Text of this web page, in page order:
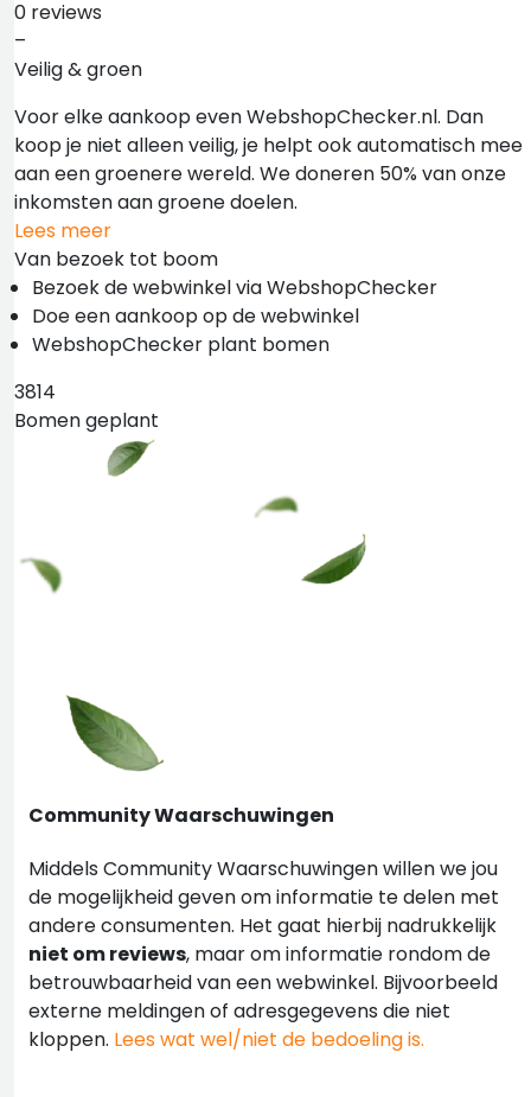
0 reviews
–
Veilig & groen
Voor elke aankoop even WebshopChecker.nl. Dan
koop je niet alleen veilig, je helpt ook automatisch mee
aan een groenere wereld. We doneren 50% van onze
inkomsten aan groene doelen.
Lees meer
Van bezoek tot boom
Bezoek de webwinkel via WebshopChecker
Doe een aankoop op de webwinkel
WebshopChecker plant bomen
3814
Bomen geplant
Community Waarschuwingen
Middels Community Waarschuwingen willen we jou
de mogelijkheid geven om informatie te delen met
andere consumenten. Het gaat hierbij nadrukkelijk
niet om reviews, maar om informatie rondom de
betrouwbaarheid van een webwinkel. Bijvoorbeeld
externe meldingen of adresgegevens die niet
kloppen. Lees wat wel/niet de bedoeling is.